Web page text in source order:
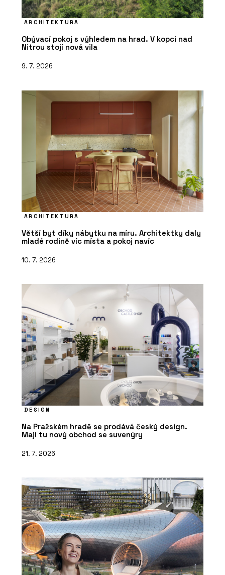
ARCHITEKTURA
Obývací pokoj s výhledem na hrad. V kopci nad
Nitrou stojí nová vila
9. 7. 2026
ARCHITEKTURA
Větší byt díky nábytku na míru. Architektky daly
mladé rodině víc místa a pokoj navíc
10. 7. 2026
DESIGN
Na Pražském hradě se prodává český design.
Mají tu nový obchod se suvenýry
21. 7. 2026